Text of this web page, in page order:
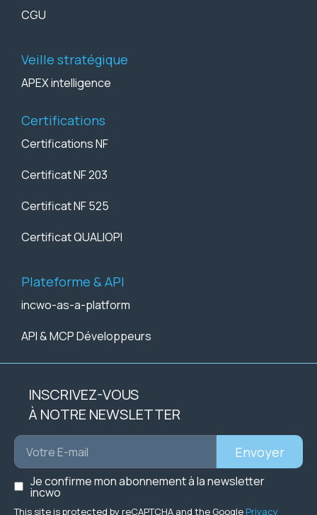
CGU
Veille stratégique
APEX intelligence
Certifications
Certifications NF
Certificat NF 203
Certificat NF 525
Certificat QUALIOPI
Plateforme & API
incwo-as-a-platform
API & MCP Développeurs
INSCRIVEZ-VOUS
À NOTRE NEWSLETTER
This site is protected by reCAPTCHA and the Google Privacy
Je confirme mon abonnement à la newsletter
incwo
Envoyer